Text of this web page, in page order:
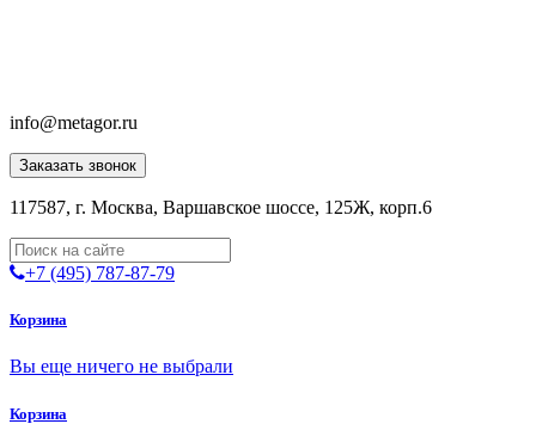
info@metagor.ru
Заказать звонок
117587, г. Москва, Варшавское шоссе, 125Ж, корп.6
+7 (495) 787-87-79
Корзина
Вы еще ничего не выбрали
Корзина